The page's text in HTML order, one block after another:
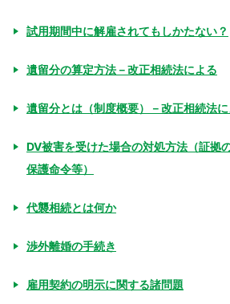
試用期間中に解雇されてもしかたない？
遺留分の算定方法－改正相続法による
遺留分とは（制度概要）－改正相続法
DV被害を受けた場合の対処方法（証拠
保護命令等）
代襲相続とは何か
渉外離婚の手続き
雇用契約の明示に関する諸問題